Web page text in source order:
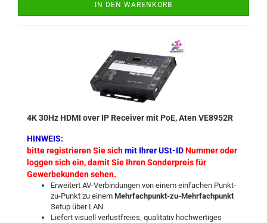
IN DEN WARENKORB
4K 30Hz HDMI over IP Receiver mit PoE, Aten VE8952R
HINWEIS:
bitte registrieren Sie sichmit Ihrer USt-IDNummer oder
loggen sich ein, damit Sie Ihren Sonderpreis für
Gewerbekunden sehen.
Erweitert AV-Verbindungen von einem einfachen Punkt-
zu-Punkt zu einem Mehrfachpunkt-zu-Mehrfachpunkt
Setup über LAN
Liefert visuell verlustfreies, qualitativ hochwertiges